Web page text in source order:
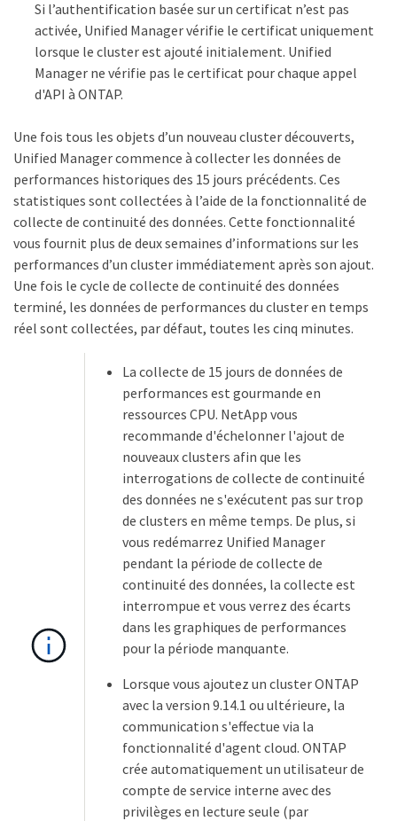
Si l’authentification basée sur un certificat n’est pas
activée, Unified Manager vérifie le certificat uniquement
lorsque le cluster est ajouté initialement. Unified
Manager ne vérifie pas le certificat pour chaque appel
d'API à ONTAP.
Une fois tous les objets d’un nouveau cluster découverts,
Unified Manager commence à collecter les données de
performances historiques des 15 jours précédents. Ces
statistiques sont collectées à l’aide de la fonctionnalité de
collecte de continuité des données. Cette fonctionnalité
vous fournit plus de deux semaines d’informations sur les
performances d’un cluster immédiatement après son ajout.
Une fois le cycle de collecte de continuité des données
terminé, les données de performances du cluster en temps
réel sont collectées, par défaut, toutes les cinq minutes.
La collecte de 15 jours de données de
performances est gourmande en
ressources CPU. NetApp vous
recommande d'échelonner l'ajout de
nouveaux clusters afin que les
interrogations de collecte de continuité
des données ne s'exécutent pas sur trop
de clusters en même temps. De plus, si
vous redémarrez Unified Manager
pendant la période de collecte de
continuité des données, la collecte est
interrompue et vous verrez des écarts
dans les graphiques de performances
pour la période manquante.
Lorsque vous ajoutez un cluster ONTAP
avec la version 9.14.1 ou ultérieure, la
communication s'effectue via la
fonctionnalité d'agent cloud. ONTAP
crée automatiquement un utilisateur de
compte de service interne avec des
privilèges en lecture seule (par